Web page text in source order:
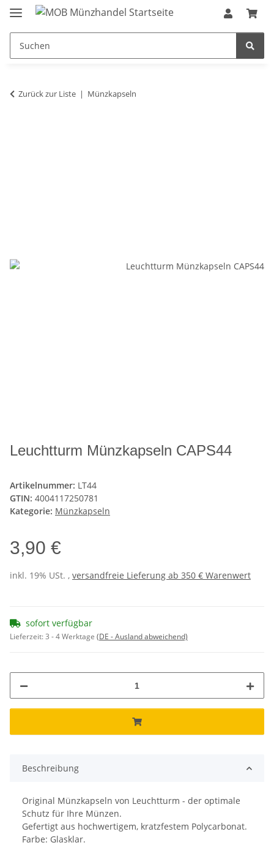
Zurück zur Liste Münzkapseln
Leuchtturm Münzkapseln CAPS44
Artikelnummer: LT44
GTIN: 4004117250781
Kategorie: Münzkapseln
3,90 €
inkl. 19% USt. , versandfreie Lieferung ab 350 € Warenwert
sofort verfügbar
Lieferzeit:3 - 4 Werktage (DE - Ausland abweichend)
Beschreibung
Original Münzkapseln von Leuchtturm - der optimale
Schutz für Ihre Münzen.
Gefertigt aus hochwertigem, kratzfestem Polycarbonat.
Farbe: Glasklar.